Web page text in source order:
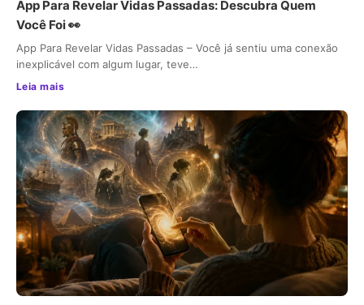
App Para Revelar Vidas Passadas: Descubra Quem
Você Foi 👀
App Para Revelar Vidas Passadas – Você já sentiu uma conexão
inexplicável com algum lugar, teve…
Leia mais